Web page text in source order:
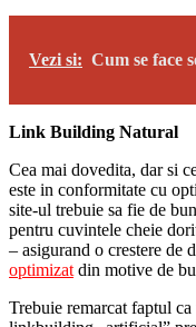
Vezi si: Cum se face
Link Building Natural
Cea mai dovedita, dar si
este in conformitate cu
site-ul trebuie sa fie de
pentru cuvintele cheie
– asigurand o crestere de
optimizat din motive de
Trebuie remarcat faptul